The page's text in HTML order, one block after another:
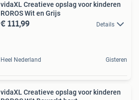
vidaXL Creatieve opslag voor kinderen
ROROS Wit en Grijs
€ 111,99 Details
Heel Nederland Gisteren
vidaXL Creatieve opslag voor kinderen